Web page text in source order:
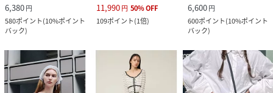
6,380円
580ポイント(10%ポイント
バック)
11,990円 50%OFF
109ポイント(1倍)
6,600円
600ポイント(10%ポイント
バック)